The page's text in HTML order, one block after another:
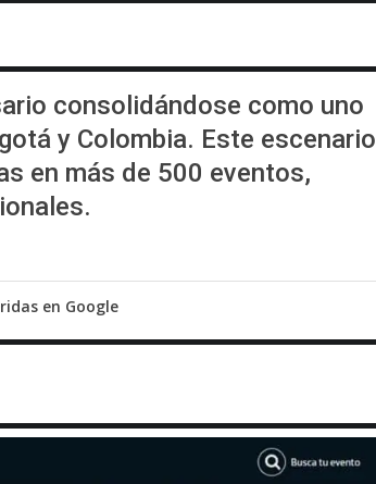
consolidándose como uno
y Colombia. Este escenario
en más de 500 eventos,
en Google